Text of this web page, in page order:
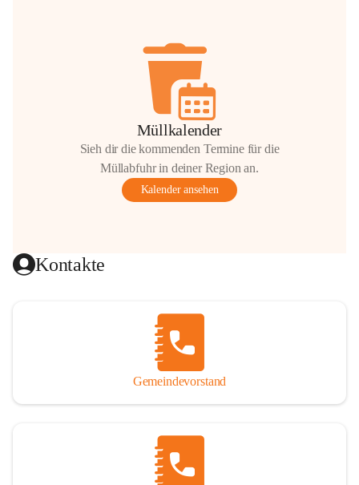
Müllkalender
Sieh dir die kommenden Termine für die
Müllabfuhr in deiner Region an.
Kalender ansehen
Kontakte
Gemeindevorstand